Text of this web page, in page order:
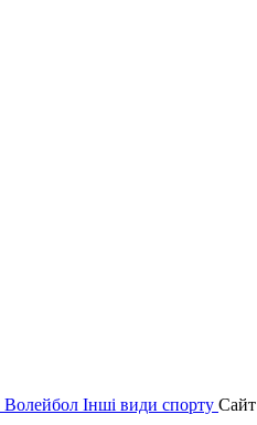
Волейбол Інші види спорту Сайт